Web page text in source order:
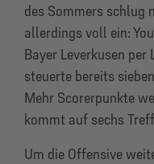
des Sommers schlug
allerdings voll ein:
Bayer Leverkusen per
steuerte bereits
Mehr Scorerpunkte
kommt auf sechs
Um die Offensive